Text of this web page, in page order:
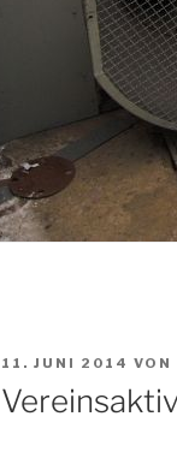
VERÖFFENTLICHT
AM
11. JUNI 2014 VON